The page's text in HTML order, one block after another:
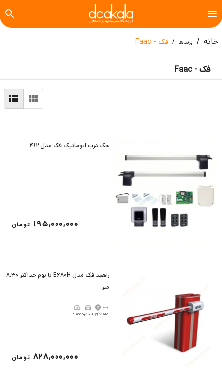
خانه برندها فک - Faac
فک - Faac
جک درب اتوماتیک فک مدل 412
195,000,000 تومان
راهبند فک مدل B680H با بوم حداکثر 8.30
متر
8M
24Vنامحدود4Sec
828,000,000 تومان